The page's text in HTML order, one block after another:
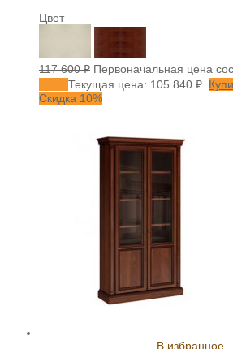
Цвет
117 600₽ Первоначальная цена
Текущая цена: 105 840 ₽.
Скидка 10%
В избранное